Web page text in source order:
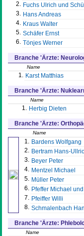
2. Fuchs Ulrich und
3. Hans Andreas
4. Kraus Walter
5. Schäfer Ernst
6. Tönjes Werner
Branche 'Ärzte:
Name
1. Karst Matthias
Branche 'Ärzte:
Name
1. Herbig Dieten
Branche 'Ärzte:
Name
1. Bardens Wolfgang
2. Bertram Hans-
3. Beyer Peter
4. Mentzel Michael
5. Müller Peter
6. Pfeffer Michael
7. Pfeiffer Willi
8. Schmalenbach
Branche 'Ärzte:
Name